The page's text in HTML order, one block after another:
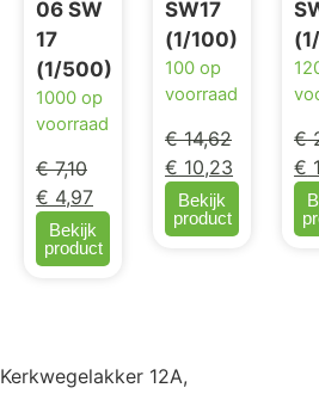
06 SW
17
(1/500)
1000 op
voorraad
€7,10
€ 4,97
Bekijk
product
SW17
(1/100)
100 op
voorraad
€14,62
€ 10,23
Bekijk
product
€
€
Kerkwegelakker 12A,